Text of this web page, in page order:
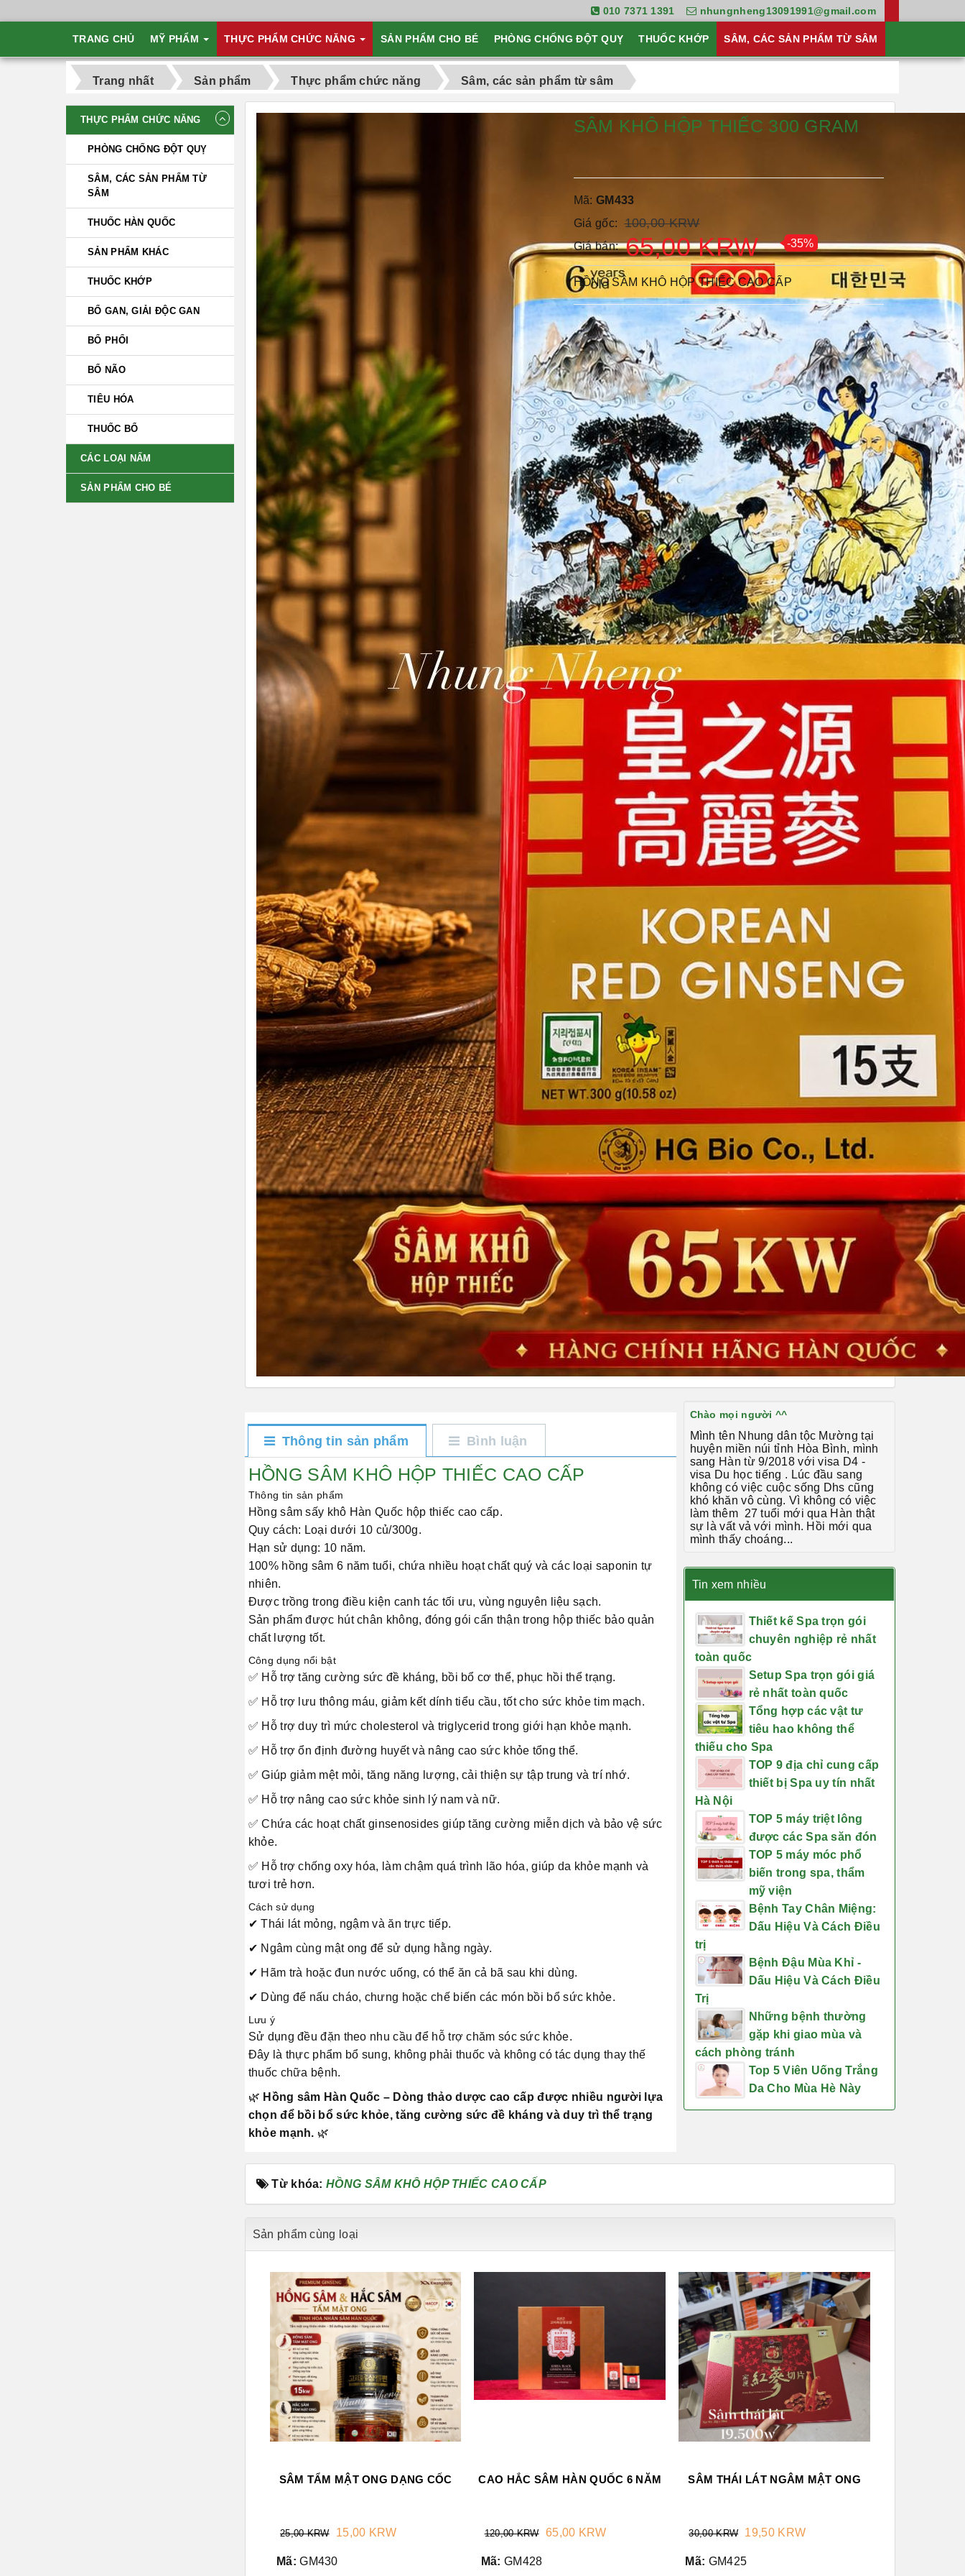
010 7371 1391 nhungnheng13091991@gmail.com
TRANG CHỦ MỸ PHẨM THỰC PHẨM CHỨC NĂNG SẢN PHẨM CHO BÉ PHÒNG CHỐNG ĐỘT QUỴ THUỐC KHỚP SÂM, CÁC SẢN PHẨM TỪ SÂM
Trang nhất Sản phẩm Thực phẩm chức năng Sâm, các sản phẩm từ sâm
SÂM KHÔ HỘP THIẾC 300 GRAM
Mã:GM433
Giá gốc:
100,00 KRW
Giá bán: 65,00 KRW -35%
HỒNG SÂM KHÔ HỘP THIẾC CAO CẤP
Thông tin sản phẩm Bình luận
HỒNG SÂM KHÔ HỘP THIẾC CAO CẤP
Thông tin sản phẩm
Hồng sâm sấy khô Hàn Quốc hộp thiếc cao cấp.
Quy cách: Loại dưới 10 củ/300g.
Hạn sử dụng: 10 năm.
100% hồng sâm 6 năm tuổi, chứa nhiều hoạt chất quý và các loại saponin tự
nhiên.
Được trồng trong điều kiện canh tác tối ưu, vùng nguyên liệu sạch.
Sản phẩm được hút chân không, đóng gói cẩn thận trong hộp thiếc bảo quản
chất lượng tốt.
Công dụng nổi bật
✅ Hỗ trợ tăng cường sức đề kháng, bồi bổ cơ thể, phục hồi thể trạng.
✅ Hỗ trợ lưu thông máu, giảm kết dính tiểu cầu, tốt cho sức khỏe tim mạch.
✅ Hỗ trợ duy trì mức cholesterol và triglycerid trong giới hạn khỏe mạnh.
✅ Hỗ trợ ổn định đường huyết và nâng cao sức khỏe tổng thể.
✅ Giúp giảm mệt mỏi, tăng năng lượng, cải thiện sự tập trung và trí nhớ.
✅ Hỗ trợ nâng cao sức khỏe sinh lý nam và nữ.
✅ Chứa các hoạt chất ginsenosides giúp tăng cường miễn dịch và bảo vệ sức
khỏe.
✅ Hỗ trợ chống oxy hóa, làm chậm quá trình lão hóa, giúp da khỏe mạnh và
tươi trẻ hơn.
Cách sử dụng
✔ Thái lát mỏng, ngậm và ăn trực tiếp.
✔ Ngâm cùng mật ong để sử dụng hằng ngày.
✔ Hãm trà hoặc đun nước uống, có thể ăn cả bã sau khi dùng.
✔ Dùng để nấu cháo, chưng hoặc chế biến các món bồi bổ sức khỏe.
Lưu ý
Sử dụng đều đặn theo nhu cầu để hỗ trợ chăm sóc sức khỏe.
Đây là thực phẩm bổ sung, không phải thuốc và không có tác dụng thay thế
thuốc chữa bệnh.
🌿 Hồng sâm Hàn Quốc – Dòng thảo dược cao cấp được nhiều người lựa
chọn để bồi bổ sức khỏe, tăng cường sức đề kháng và duy trì thể trạng
khỏe mạnh. 🌿
Chào mọi người ^^
Mình tên Nhung dân tộc Mường tại
huyện miền núi tỉnh Hòa Bình, mình
sang Hàn từ 9/2018 với visa D4 -
visa Du học tiếng . Lúc đầu sang
không có việc cuộc sống Dhs cũng
khó khăn vô cùng. Vì không có việc
làm thêm 27 tuổi mới qua Hàn thật
sự là vất vả với mình. Hồi mới qua
mình thấy choáng...
Tin xem nhiều
Thiết kế Spa trọn gói
chuyên nghiệp rẻ nhất
toàn quốc
Setup Spa trọn gói giá
rẻ nhất toàn quốc
Tổng hợp các vật tư
tiêu hao không thể
thiếu cho Spa
TOP 9 địa chỉ cung cấp
thiết bị Spa uy tín nhất
Hà Nội
TOP 5 máy triệt lông
được các Spa săn đón
TOP 5 máy móc phổ
biến trong spa, thẩm
mỹ viện
Bệnh Tay Chân Miệng:
Dấu Hiệu Và Cách Điều
trị
Bệnh Đậu Mùa Khỉ -
Dấu Hiệu Và Cách Điều
Trị
Những bệnh thường
gặp khi giao mùa và
cách phòng tránh
Top 5 Viên Uống Trắng
Da Cho Mùa Hè Này
Từ khóa:HỒNG SÂM KHÔ HỘP THIẾC CAO CẤP
Sản phẩm cùng loại
SÂM TẨM MẬT ONG DẠNG CỐC
25,00 KRW 15,00 KRW
Mã: GM430
CAO HẮC SÂM HÀN QUỐC 6 NĂM
120,00 KRW 65,00 KRW
Mã: GM428
SÂM THÁI LÁT NGÂM MẬT ONG
30,00 KRW 19,50 KRW
Mã: GM425
THỰC PHẨM CHỨC NĂNG
PHÒNG CHỐNG ĐỘT QUỴ
SÂM, CÁC SẢN PHẨM TỪ
SÂM
THUỐC HÀN QUỐC
SẢN PHẨM KHÁC
THUỐC KHỚP
BỔ GAN, GIẢI ĐỘC GAN
BỔ PHỔI
BỔ NÃO
TIÊU HÓA
THUỐC BỔ
CÁC LOẠI NẤM
SẢN PHẨM CHO BÉ